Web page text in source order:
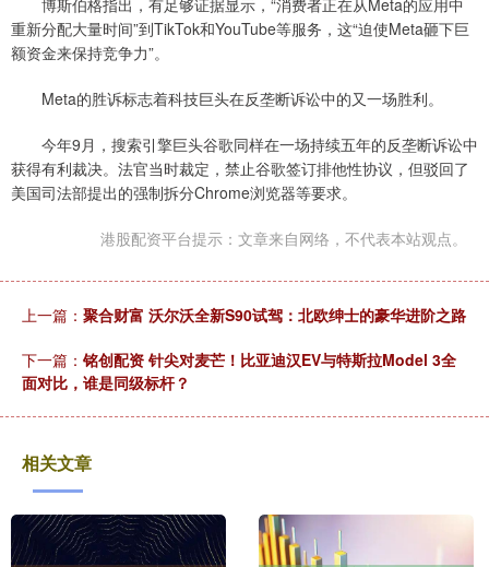
博斯伯格指出，有足够证据显示，“消费者正在从Meta的应用中
重新分配大量时间”到TikTok和YouTube等服务，这“迫使Meta砸下巨
额资金来保持竞争力”。
Meta的胜诉标志着科技巨头在反垄断诉讼中的又一场胜利。
今年9月，搜索引擎巨头谷歌同样在一场持续五年的反垄断诉讼中
获得有利裁决。法官当时裁定，禁止谷歌签订排他性协议，但驳回了
美国司法部提出的强制拆分Chrome浏览器等要求。
港股配资平台提示：文章来自网络，不代表本站观点。
上一篇： 聚合财富 沃尔沃全新S90试驾：北欧绅士的豪华进阶之路
下一篇： 铭创配资 针尖对麦芒！比亚迪汉EV与特斯拉Model 3全
面对比，谁是同级标杆？
相关文章